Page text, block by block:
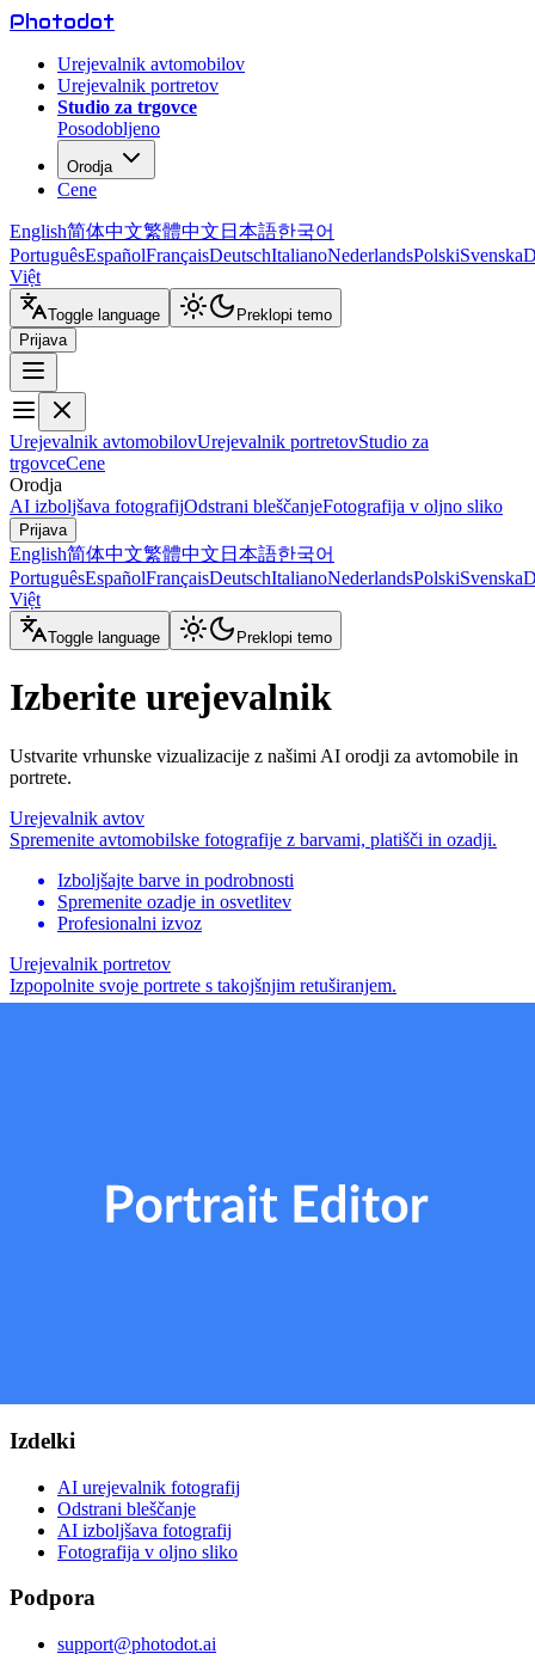
Photodot
Urejevalnik avtomobilov
Urejevalnik portretov
Studio za trgovce
Posodobljeno
Orodja
Cene
English简体中文繁體中文 日本語한국어
PortuguêsEspañolFrançaisDeutschItalianoNederlandsPolskiSvenska
Việt
Toggle language
Preklopi temo
Prijava
Urejevalnik avtomobilovUrejevalnik portretovStudio za
trgovceCene
Orodja
AI izboljšava fotografijOdstrani bleščanjeFotografija v oljno sliko
Prijava
English简体中文繁體中文 日本語한국어
PortuguêsEspañolFrançaisDeutschItalianoNederlandsPolskiSvenska
Việt
Toggle language Preklopi temo
Izberite urejevalnik
Ustvarite vrhunske vizualizacije z našimi AI orodji za avtomobile in
portrete.
Urejevalnik avtov
Spremenite avtomobilske fotografije z barvami, platišči in ozadji.
Izboljšajte barve in podrobnosti
Spremenite ozadje in osvetlitev
Profesionalni izvoz
Urejevalnik portretov
Izpopolnite svoje portrete s takojšnjim retuširanjem.
PhotodotAI je brezplačen AI urejevalnik fotografij, specializiran za
prilagajanje avtomobilov in retuširanje portretov. Spremenite barve
Izdelki
AI urejevalnik fotografij
Odstrani bleščanje
AI izboljšava fotografij
Fotografija v oljno sliko
Podpora
support@photodot.ai